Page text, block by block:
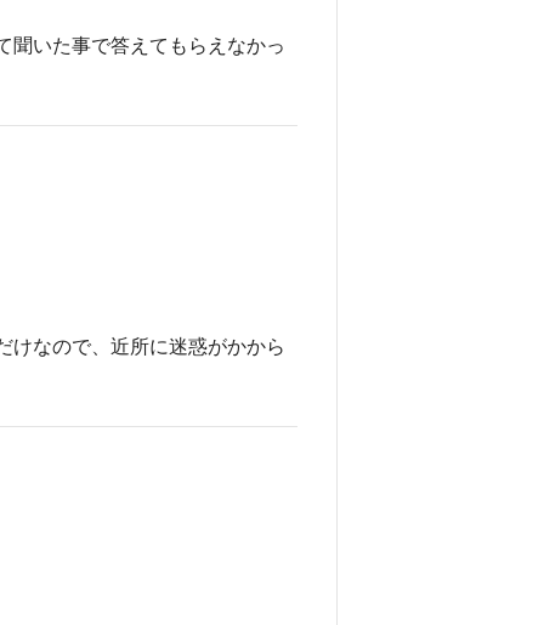
聞いた事で答えてもらえなかっ
けなので、近所に迷惑がかから